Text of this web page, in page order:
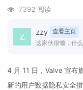
7392 阅读
zzy
查看主页
这家伙很懒，什么
4 月 11 日，Valve 宣布
新的用户数据隐私安全